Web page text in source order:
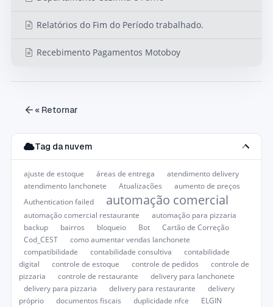
Relatórios do Fim do Período trabalhado.
Recebimento Pagamentos Motoboy
« Retornar
Tag da nuvem
ajuste de estoque áreas de entrega
atendimento delivery
atendimento lanchonete
Atualizações
aumento de preços
Authentication failed
automação comercial
automação comercial restaurante
automação para pizzaria
backup
bairros bloqueio Bot
Cartão de Correção
Cod_CEST
como aumentar vendas lanchonete
compatibilidade
contabilidade consultiva
contabilidade
digital
controle de estoque controle de pedidos
controle de
pizzaria
controle de restaurante
delivery para lanchonete
delivery para pizzaria
delivery para restaurante
delivery
próprio
documentos fiscais duplicidade nfce
ELGIN